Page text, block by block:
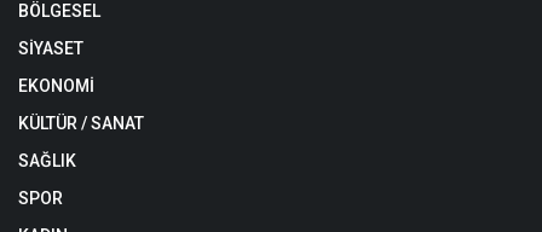
BÖLGESEL
SİYASET
EKONOMİ
KÜLTÜR / SANAT
SAĞLIK
SPOR